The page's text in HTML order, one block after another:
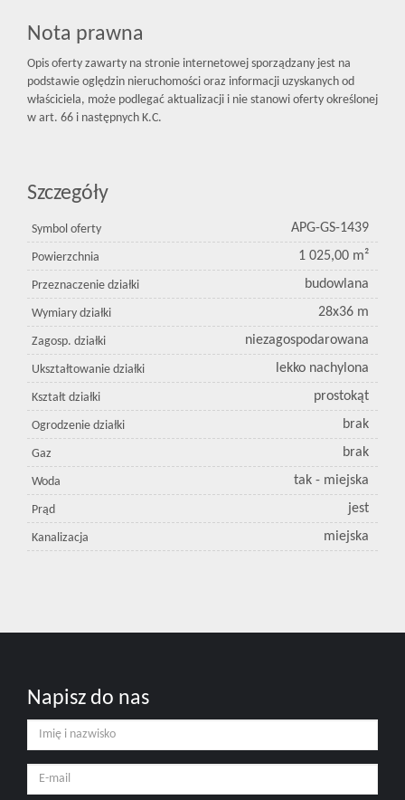
Nota prawna
Opis oferty zawarty na stronie internetowej sporządzany jest na
podstawie oględzin nieruchomości oraz informacji uzyskanych od
właściciela, może podlegać aktualizacji i nie stanowi oferty określonej
w art. 66 i następnych K.C.
Szczegóły
Symbol oferty APG-GS-1439
Powierzchnia 1 025,00 m²
Przeznaczenie działki budowlana
Wymiary działki 28x36 m
Zagosp. działki niezagospodarowana
Ukształtowanie działki lekko nachylona
Kształt działki prostokąt
Ogrodzenie działki brak
Gaz brak
Woda tak - miejska
Prąd jest
Kanalizacja miejska
Napisz do nas